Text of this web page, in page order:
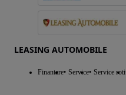
LEASING AUTOMOBILE
Finantare Service Service roti